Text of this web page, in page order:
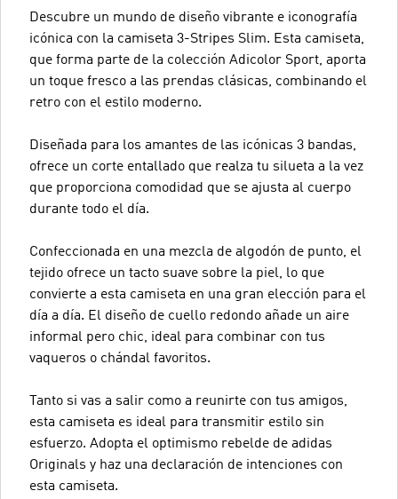
Descubre un mundo de diseño vibrante e iconografía
icónica con la camiseta 3-Stripes Slim. Esta camiseta,
que forma parte de la colección Adicolor Sport, aporta
un toque fresco a las prendas clásicas, combinando el
retro con el estilo moderno.
Diseñada para los amantes de las icónicas 3 bandas,
ofrece un corte entallado que realza tu silueta a la vez
que proporciona comodidad que se ajusta al cuerpo
durante todo el día.
Confeccionada en una mezcla de algodón de punto, el
tejido ofrece un tacto suave sobre la piel, lo que
convierte a esta camiseta en una gran elección para el
día a día. El diseño de cuello redondo añade un aire
informal pero chic, ideal para combinar con tus
vaqueros o chándal favoritos.
Tanto si vas a salir como a reunirte con tus amigos,
esta camiseta es ideal para transmitir estilo sin
esfuerzo. Adopta el optimismo rebelde de adidas
Originals y haz una declaración de intenciones con
esta camiseta.